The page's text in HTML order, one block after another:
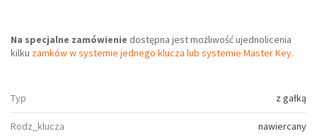
Na specjalne zamówienie dostępna jest możliwość ujednolicenia
kilku zamków w systemie jednego klucza lub systemie Master Key.
Typ z gałką
Rodz_klucza nawiercany